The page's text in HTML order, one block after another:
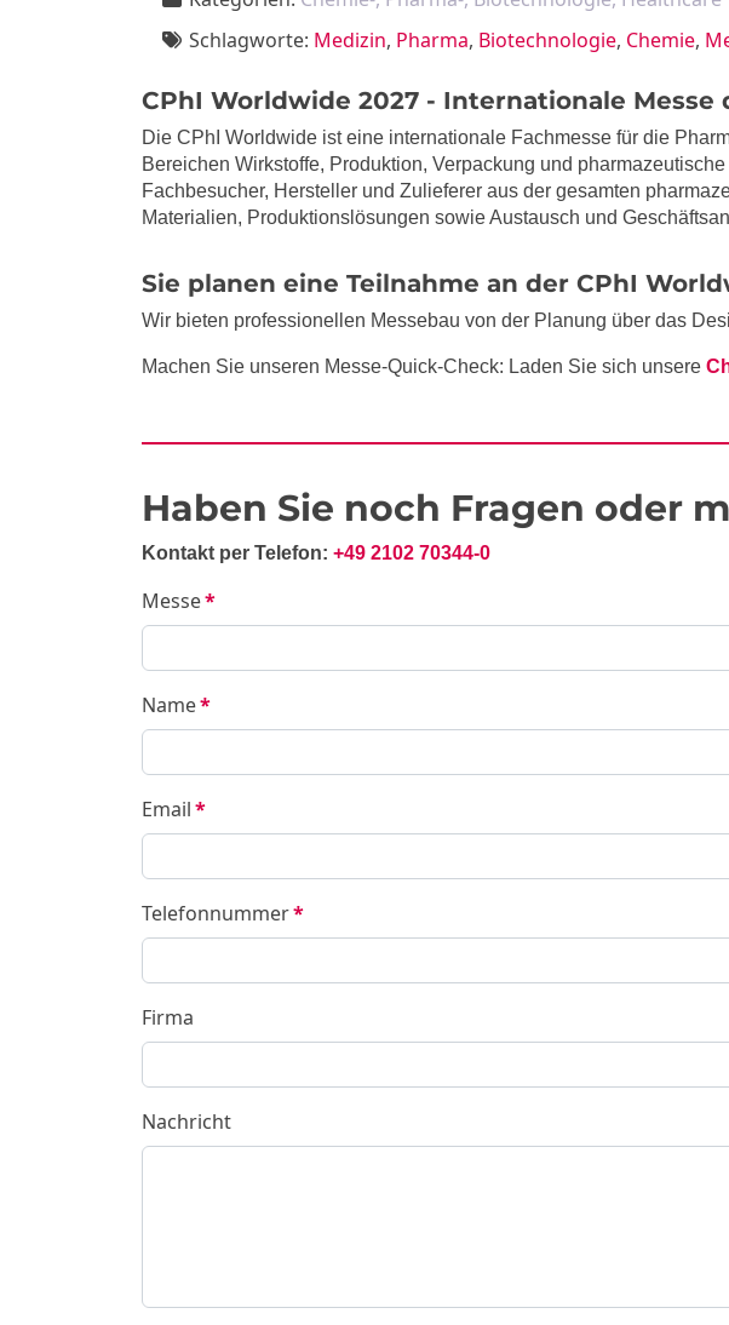
Schlagworte: Medizin, Pharma, Biotechnologie, Chemie,
CPhI Worldwide 2027 - Internationale
Die CPhI Worldwide ist eine internationale Fachmesse für die
Bereichen Wirkstoffe, Produktion, Verpackung und
Fachbesucher, Hersteller und Zulieferer aus der gesamten
Materialien, Produktionslösungen sowie Austausch und
Sie planen eine Teilnahme an der CPhI
Wir bieten professionellen Messebau von der Planung über das
Machen Sie unseren Messe-Quick-Check: Laden Sie sich unsere
Haben Sie noch Fragen oder
Kontakt per Telefon: +49 2102 70344-0
Messe*
Name*
Email*
Telefonnummer*
Firma
Nachricht